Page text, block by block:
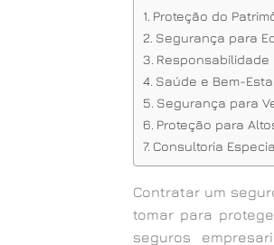
Proteção do
Segurança para
Responsabilidade
Saúde e Bem-
Segurança para
Proteção para
Consultoria
Contratar um
tomar para
seguros